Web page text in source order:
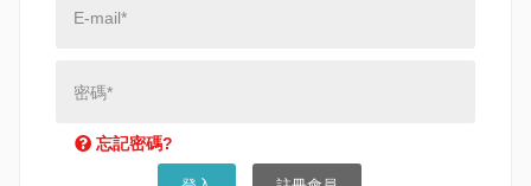
忘記密碼?